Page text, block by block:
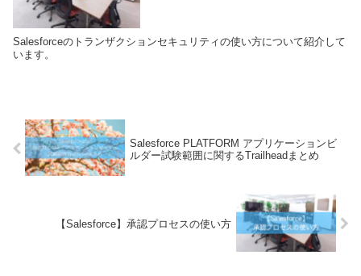
Salesforceのトランザクションセキュリティの使い方について紹介して
います。
Salesforce PLATFORM アプリケーションビ
ルダー試験範囲に関するTrailheadまとめ
【Salesforce】承認プロセスの使い方